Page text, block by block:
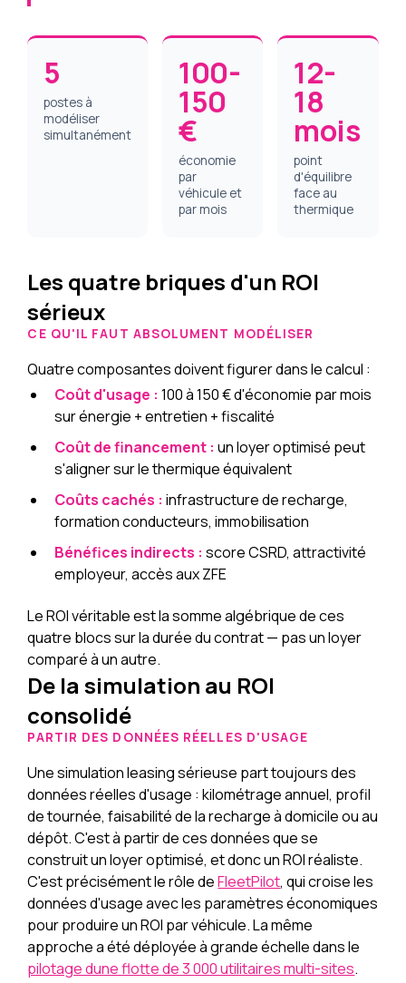
5
postes à
modéliser
simultanément
100-
150
€
économie
par
véhicule et
par mois
12-
18
mois
point
d'équilibre
face au
thermique
Les quatre briques d'un ROI
sérieux
CE QU'IL FAUT ABSOLUMENT MODÉLISER
Quatre composantes doivent figurer dans le calcul :
Coût d'usage : 100 à 150 € d'économie par mois
sur énergie + entretien + fiscalité
Coût de financement : un loyer optimisé peut
s'aligner sur le thermique équivalent
Coûts cachés : infrastructure de recharge,
formation conducteurs, immobilisation
Bénéfices indirects : score CSRD, attractivité
employeur, accès aux ZFE
Le ROI véritable est la somme algébrique de ces
quatre blocs sur la durée du contrat — pas un loyer
comparé à un autre.
De la simulation au ROI
consolidé
PARTIR DES DONNÉES RÉELLES D'USAGE
Une simulation leasing sérieuse part toujours des
données réelles d'usage : kilométrage annuel, profil
de tournée, faisabilité de la recharge à domicile ou au
dépôt. C'est à partir de ces données que se
construit un loyer optimisé, et donc un ROI réaliste.
C'est précisément le rôle deFleetPilot, qui croise les
données d'usage avec les paramètres économiques
pour produire un ROI par véhicule. La même
approche a été déployée à grande échelle dans le
pilotage dune flotte de 3 000 utilitaires multi-sites.